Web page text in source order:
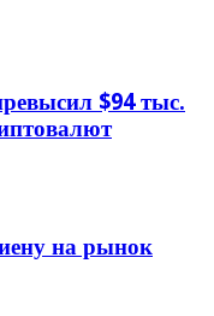
$94 тыс.
на рынок